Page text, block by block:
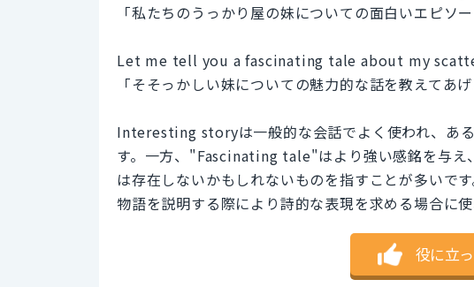
「私たちのうっかり屋の妹についての面白いエピソ
Let me tell you a fascinating tale about my
「そそっかしい妹についての魅力的な話を教えてあげ
Interesting storyは一般的な会話でよく使われ、あ
す。一方、"Fascinating tale"はより強い感銘を与え
は存在しないかもしれないものを指すことが多いで
物語を説明する際により詩的な表現を求める場合に使
役に立